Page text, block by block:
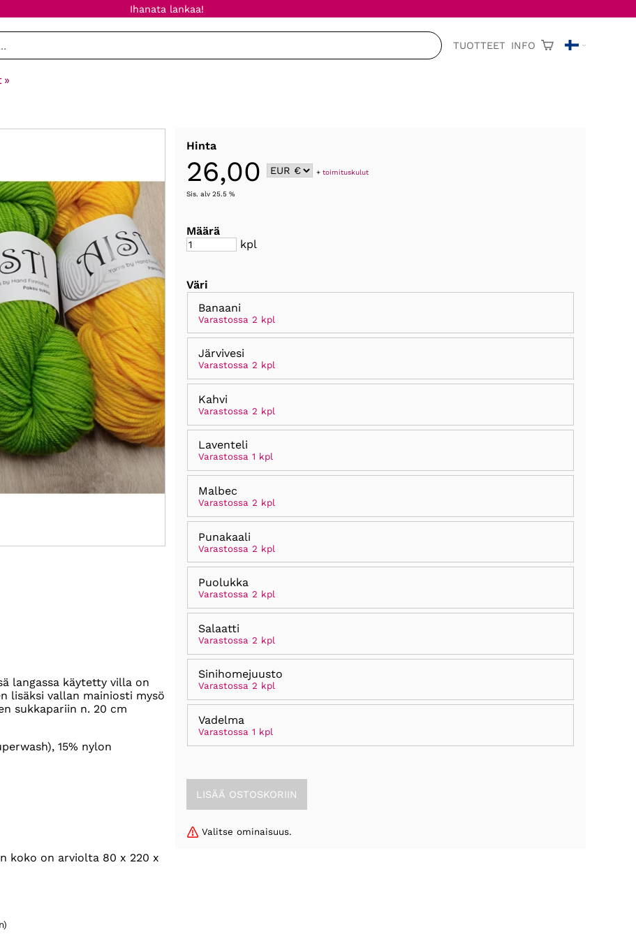
Ihanata lankaa!
TUOTTEET INFO
‪»
Hinta
26,00 +toimituskulut
Sis. alv 25.5 %
Määrä
kpl
Väri
Banaani
Varastossa 2 kpl
Järvivesi
Varastossa 2 kpl
Kahvi
Varastossa 2 kpl
Laventeli
Varastossa 1 kpl
Malbec
Varastossa 2 kpl
Punakaali
Varastossa 2 kpl
Puolukka
Varastossa 2 kpl
Salaatti
Varastossa 2 kpl
Sinihomejuusto
Varastossa 2 kpl
Vadelma
Varastossa 1 kpl
Valitse ominaisuus.
langassa käytetty villa on
lisäksi vallan mainiosti mysö
sukkapariin n. 20 cm
15% nylon
koko on arviolta 80 x 220 x